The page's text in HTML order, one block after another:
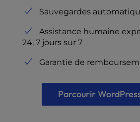
Sauvegardes
Assistance humaine
24, 7 jours sur 7
Garantie de
Parcourir